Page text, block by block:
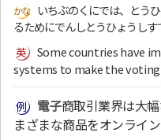
いちぶのくにでは、とう
るためにでんしとうひょうしす
Some countries have
systems to make the
電子商取引業界は大
まざまな商品をオンライ